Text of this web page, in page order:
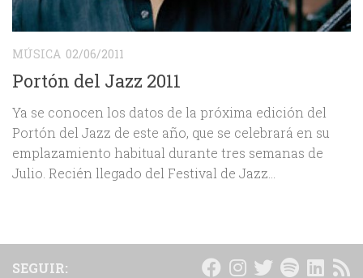
MÚSICA 02/06/2011
Portón del Jazz 2011
Ya se conocen los datos de la próxima edición del
Portón del Jazz de este año, que se celebrará en su
emplazamiento habitual durante tres semanas de
Julio. Recién llegado del Festival de Jazz...
SEGUIR: